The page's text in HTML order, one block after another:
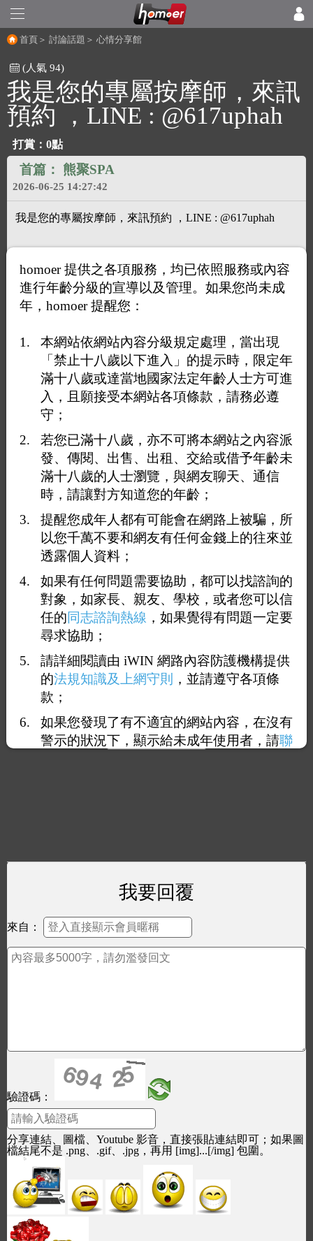
首頁 ＞ 討論話題 ＞ 心情分享館
(人氣 94)
我是您的專屬按摩師，來訊
預約 ，LINE : @617uphah
打賞：0點
首篇： 熊聚SPA
2026-06-25 14:27:42
我是您的專屬按摩師，來訊預約 ，LINE : @617uphah
打賞
送花 送咖啡
我要回覆
來自：
驗證碼：
分享連結、圖檔、Youtube 影音，直接張貼連結即可；如果圖
檔結尾不是 .png、.gif、.jpg，再用 [img]...[/img] 包圍。
homoer 提供之各項服務，均已依照服務或內容
進行年齡分級的宣導以及管理。如果您尚未成
年，homoer 提醒您：
本網站依網站內容分級規定處理，當出現
「禁止十八歲以下進入」的提示時，限定年
滿十八歲或達當地國家法定年齡人士方可進
入，且願接受本網站各項條款，請務必遵
守；
若您已滿十八歲，亦不可將本網站之內容派
發、傳閱、出售、出租、交給或借予年齡未
滿十八歲的人士瀏覽，與網友聊天、通信
時，請讓對方知道您的年齡；
提醒您成年人都有可能會在網路上被騙，所
以您千萬不要和網友有任何金錢上的往來並
透露個人資料；
如果有任何問題需要協助，都可以找諮詢的
對象，如家長、親友、學校，或者您可以信
任的同志諮詢熱線 ，如果覺得有問題一定要
尋求協助；
請詳細閱讀由 iWIN 網路內容防護機構提供
的法規知識及上網守則
，並請遵守各項條
款；
如果您發現了有不適宜的網站內容，在沒有
警示的狀況下，顯示給未成年使用者，請聯